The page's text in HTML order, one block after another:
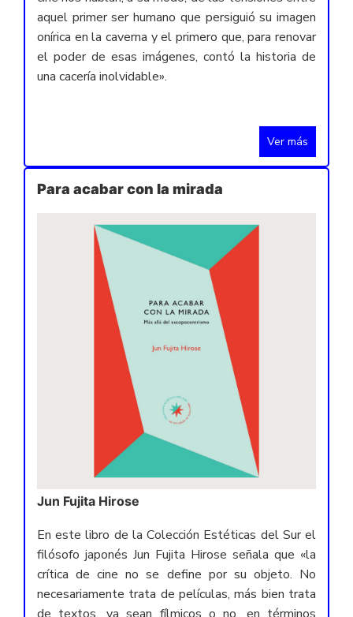
aquel primer ser humano que persiguió su imagen
onírica en la caverna y el primero que, para renovar
el poder de esas imágenes, contó la historia de
una cacería inolvidable».
Ver más
Para acabar con la mirada
Jun Fujita Hirose
En este libro de la Colección Estéticas del Sur el
filósofo japonés Jun Fujita Hirose señala que «la
crítica de cine no se define por su objeto. No
necesariamente trata de películas, más bien trata